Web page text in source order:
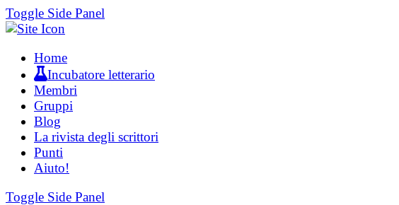
Toggle Side Panel
Home
Incubatore letterario
Membri
Gruppi
Blog
La rivista degli scrittori
Punti
Aiuto!
Toggle Side Panel